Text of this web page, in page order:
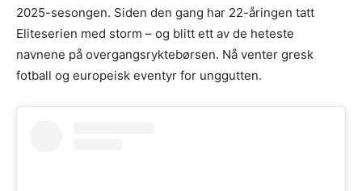
2025-sesongen. Siden den gang har 22-åringen tatt
Eliteserien med storm – og blitt ett av de heteste
navnene på overgangsryktebørsen. Nå venter gresk
fotball og europeisk eventyr for unggutten.